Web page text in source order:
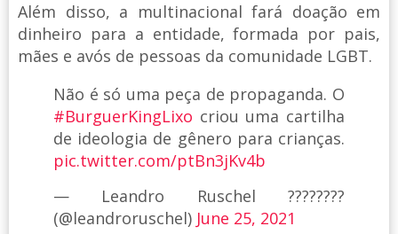
Além disso, a multinacional fará doação em
dinheiro para a entidade, formada por pais,
mães e avós de pessoas da comunidade LGBT.
Não é só uma peça de propaganda. O
#BurguerKingLixo criou uma cartilha
de ideologia de gênero para crianças.
pic.twitter.com/ptBn3jKv4b
— Leandro Ruschel ????????
(@leandroruschel) June 25, 2021